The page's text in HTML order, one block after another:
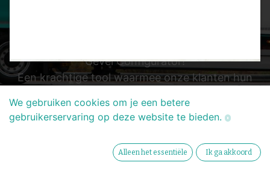
Gevel Configurator!
Een krachtige tool waarmee onze klanten hun
om te voldoen aan hun specifieke behoeften en
voorkeuren.
Met de Gevel Configurator kunt u kiezen uit een
verscheidenheid aan opties voor uw gevels,
We gebruiken cookies om je een betere
gebruikerservaring op deze website te bieden.
Alleen het essentiële Ik ga akkoord